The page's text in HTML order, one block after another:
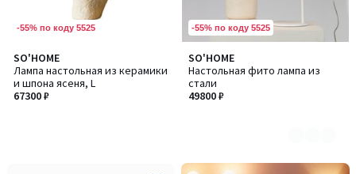
-55% по коду 5525
SO'HOME
Лампа настольная из керамики
и шпона ясеня, L
67300 ₽
-55% по коду 5525
SO'HOME
Настольная фито лампа из
стали
49800 ₽
Количество
цветов:
2